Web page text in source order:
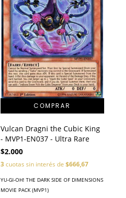
Vulcan Dragni the Cubic King
- MVP1-EN037 - Ultra Rare
$2.000
3cuotas sin interés de $666,67
YU-GI-OH! THE DARK SIDE OF DIMENSIONS
MOVIE PACK (MVP1)